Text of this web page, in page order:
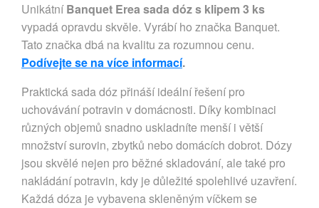
UnikátníBanquet Erea sada dóz s klipem 3 ks
vypadá opravdu skvěle. Vyrábí ho značka Banquet.
Tato značka dbá na kvalitu za rozumnou cenu.
Podívejte se na více informací.
Praktická sada dóz přináší ideální řešení pro
uchovávání potravin v domácnosti. Díky kombinaci
různých objemů snadno uskladníte menší i větší
množství surovin, zbytků nebo domácích dobrot. Dózy
jsou skvělé nejen pro běžné skladování, ale také pro
nakládání potravin, kdy je důležité spolehlivé uzavření.
Každá dóza je vybavena skleněným víčkem se